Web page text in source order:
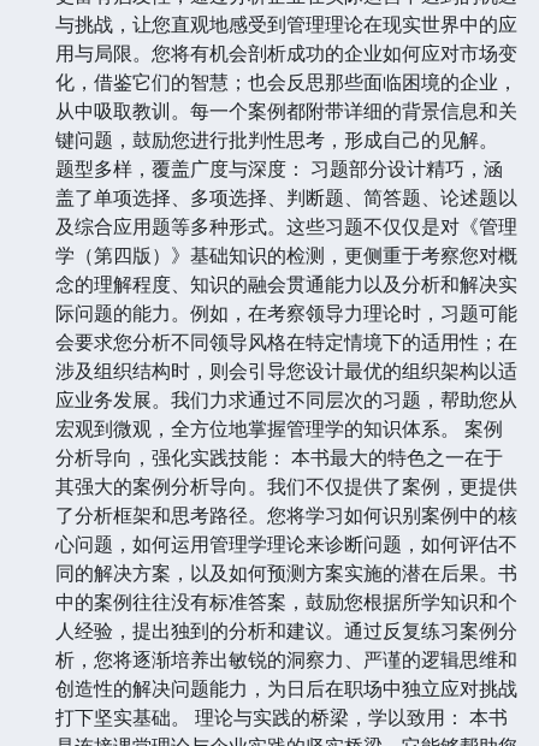
与挑战，让您直观地感受到管理理论在现实世界中的应
用与局限。您将有机会剖析成功的企业如何应对市场变
化，借鉴它们的智慧；也会反思那些面临困境的企业，
从中吸取教训。每一个案例都附带详细的背景信息和关
键问题，鼓励您进行批判性思考，形成自己的见解。
题型多样，覆盖广度与深度： 习题部分设计精巧，涵
盖了单项选择、多项选择、判断题、简答题、论述题以
及综合应用题等多种形式。这些习题不仅仅是对《管理
学（第四版）》基础知识的检测，更侧重于考察您对概
念的理解程度、知识的融会贯通能力以及分析和解决实
际问题的能力。例如，在考察领导力理论时，习题可能
会要求您分析不同领导风格在特定情境下的适用性；在
涉及组织结构时，则会引导您设计最优的组织架构以适
应业务发展。我们力求通过不同层次的习题，帮助您从
宏观到微观，全方位地掌握管理学的知识体系。 案例
分析导向，强化实践技能： 本书最大的特色之一在于
其强大的案例分析导向。我们不仅提供了案例，更提供
了分析框架和思考路径。您将学习如何识别案例中的核
心问题，如何运用管理学理论来诊断问题，如何评估不
同的解决方案，以及如何预测方案实施的潜在后果。书
中的案例往往没有标准答案，鼓励您根据所学知识和个
人经验，提出独到的分析和建议。通过反复练习案例分
析，您将逐渐培养出敏锐的洞察力、严谨的逻辑思维和
创造性的解决问题能力，为日后在职场中独立应对挑战
打下坚实基础。 理论与实践的桥梁，学以致用： 本书